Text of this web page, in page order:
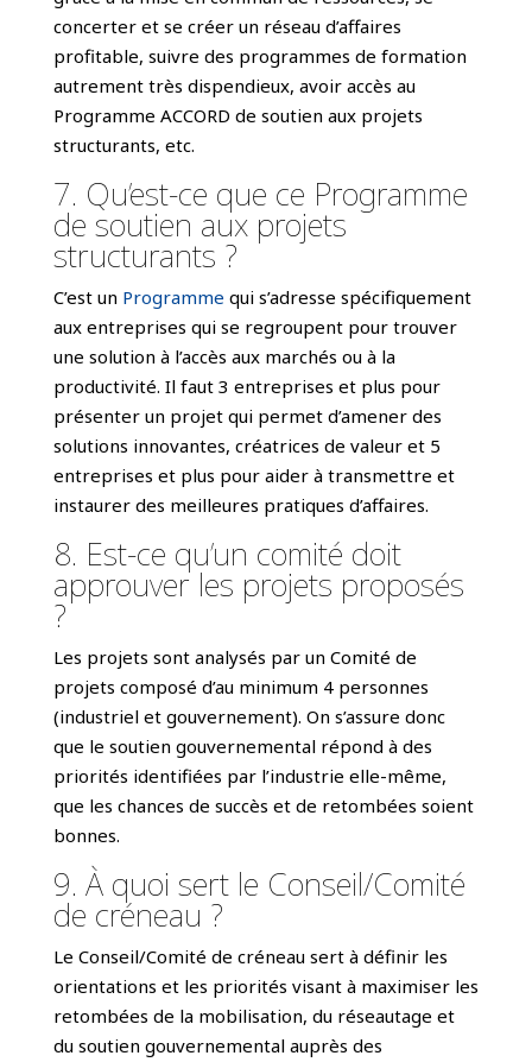
concerter et se créer un réseau d’affaires
profitable, suivre des programmes de formation
autrement très dispendieux, avoir accès au
Programme ACCORD de soutien aux projets
structurants, etc.
7. Qu’est-ce que ce Programme
de soutien aux projets
structurants ?
C’est un Programme qui s’adresse spécifiquement
aux entreprises qui se regroupent pour trouver
une solution à l’accès aux marchés ou à la
productivité. Il faut 3 entreprises et plus pour
présenter un projet qui permet d’amener des
solutions innovantes, créatrices de valeur et 5
entreprises et plus pour aider à transmettre et
instaurer des meilleures pratiques d’affaires.
8. Est-ce qu’un comité doit
approuver les projets proposés
?
Les projets sont analysés par un Comité de
projets composé d’au minimum 4 personnes
(industriel et gouvernement). On s’assure donc
que le soutien gouvernemental répond à des
priorités identifiées par l’industrie elle-même,
que les chances de succès et de retombées soient
bonnes.
9. À quoi sert le Conseil/Comité
de créneau ?
Le Conseil/Comité de créneau sert à définir les
orientations et les priorités visant à maximiser les
retombées de la mobilisation, du réseautage et
du soutien gouvernemental auprès des